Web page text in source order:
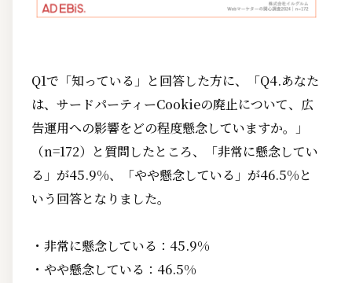
Q1で「知っている」と回答した方に、「Q4.あなた
は、サードパーティーCookieの廃止について、広
告運用への影響をどの程度懸念していますか。」
（n=172）と質問したところ、「非常に懸念してい
る」が45.9%、「やや懸念している」が46.5%と
いう回答となりました。
・非常に懸念している：45.9%
・やや懸念している：46.5%